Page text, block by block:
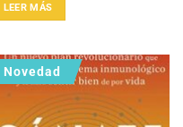
LEER MÁS
Novedad